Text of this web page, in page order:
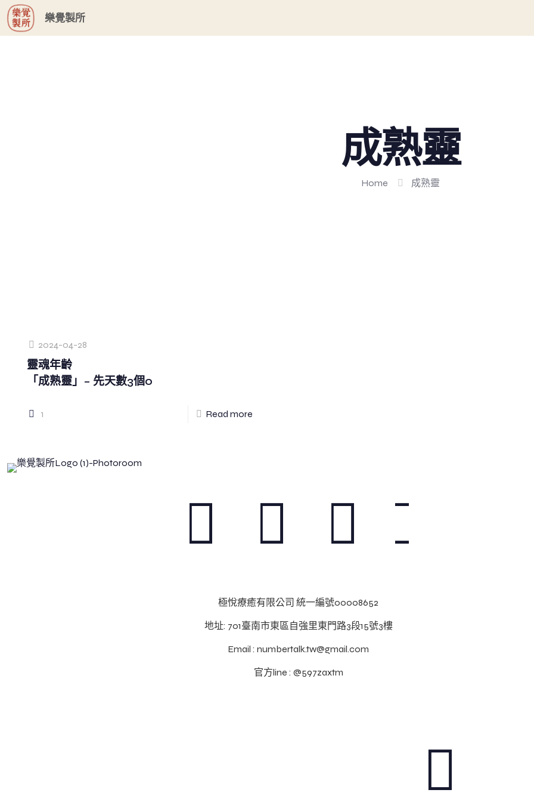
G-GHF9TLS5W3
樂覺製所
成熟靈
Home 成熟靈
2024-04-28
靈魂年齡
「成熟靈」– 先天數3個0
1 Read more
極悅療癒有限公司 統一編號00008652
地址: 701臺南市東區自強里東門路3段15號3樓
Email : numbertalk.tw@gmail.com
官方line : @597zaxtm